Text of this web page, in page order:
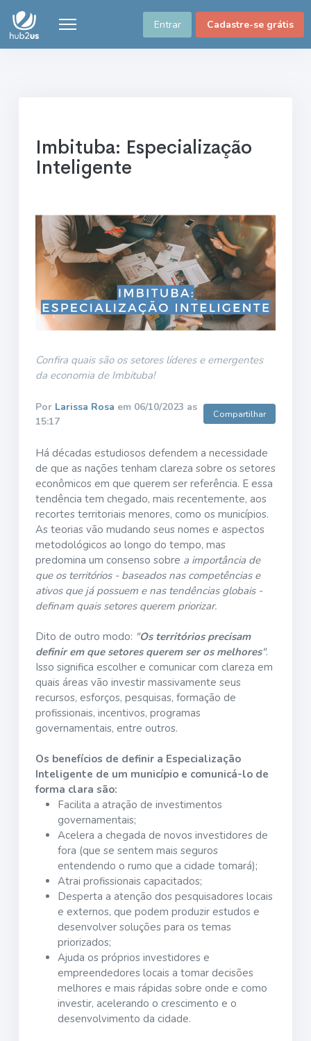
Entrar Cadastre-se grátis
Imbituba: Especialização
Inteligente
Confira quais são os setores líderes e emergentes
da economia de Imbituba!
Por Larissa Rosa em 06/10/2023 as
15:17
Compartilhar
Há décadas estudiosos defendem a necessidade
de que as nações tenham clareza sobre os setores
econômicos em que querem ser referência. E essa
tendência tem chegado, mais recentemente, aos
recortes territoriais menores, como os municípios.
As teorias vão mudando seus nomes e aspectos
metodológicos ao longo do tempo, mas
predomina um consenso sobre a importância de
que os territórios - baseados nas competências e
ativos que já possuem e nas tendências globais -
definam quais setores querem priorizar.
Dito de outro modo: "Os territórios precisam
definir em que setores querem ser os melhores".
Isso significa escolher e comunicar com clareza em
quais áreas vão investir massivamente seus
recursos, esforços, pesquisas, formação de
profissionais, incentivos, programas
governamentais, entre outros.
Os benefícios de definir a Especialização
Inteligente de um município e comunicá-lo de
forma clara são:
Facilita a atração de investimentos
governamentais;
Acelera a chegada de novos investidores de
fora (que se sentem mais seguros
entendendo o rumo que a cidade tomará);
Atrai profissionais capacitados;
Desperta a atenção dos pesquisadores locais
e externos, que podem produzir estudos e
desenvolver soluções para os temas
priorizados;
Ajuda os próprios investidores e
empreendedores locais a tomar decisões
melhores e mais rápidas sobre onde e como
investir, acelerando o crescimento e o
desenvolvimento da cidade.